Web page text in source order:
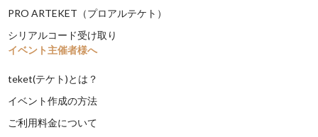
PRO ARTEKET（プロアルテケト）
シリアルコード受け取り
イベント主催者様へ
teket(テケト)とは？
イベント作成の方法
ご利用料金について